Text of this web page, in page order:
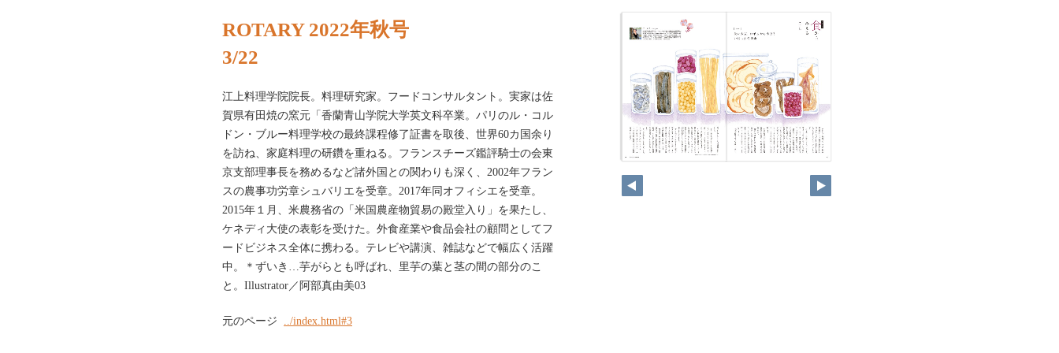
ROTARY 2022年秋号
3/22
江上料理学院院長。料理研究家。フードコンサルタント。実家は佐
賀県有田焼の窯元「香蘭青山学院大学英文科卒業。パリのル・コル
ドン・ブルー料理学校の最終課程修了証書を取後、世界60カ国余り
を訪ね、家庭料理の研鑽を重ねる。フランスチーズ鑑評騎士の会東
京支部理事長を務めるなど諸外国との関わりも深く、2002年フラン
スの農事功労章シュバリエを受章。2017年同オフィシエを受章。
2015年１月、米農務省の「米国農産物貿易の殿堂入り」を果たし、
ケネディ大使の表彰を受けた。外食産業や食品会社の顧問としてフ
ードビジネス全体に携わる。テレビや講演、雑誌などで幅広く活躍
中。＊ずいき…芋がらとも呼ばれ、里芋の葉と茎の間の部分のこ
と。Illustrator／阿部真由美03
元のページ ../index.html#3